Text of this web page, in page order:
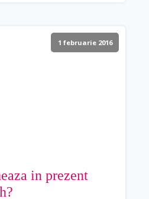
1 februarie 2016
in prezent